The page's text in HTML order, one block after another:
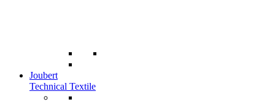
Joubert
Technical Textile